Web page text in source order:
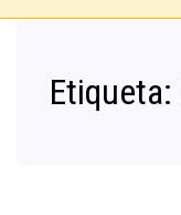
Etiqueta: